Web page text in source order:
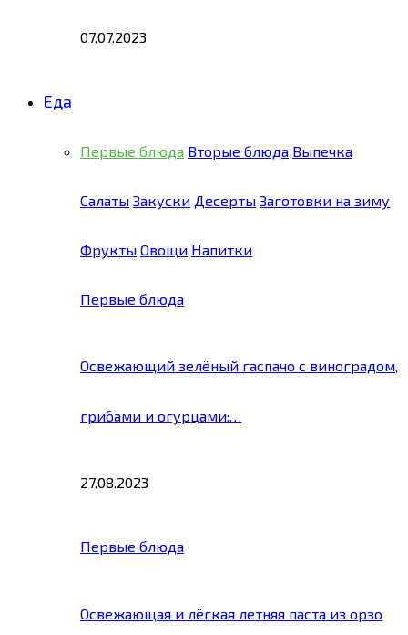
07.07.2023
Еда
Первые блюда Вторые блюда Выпечка
Салаты Закуски Десерты Заготовки на зиму
Фрукты Овощи Напитки
Первые блюда
Освежающий зелёный гаспачо с виноградом,
грибами и огурцами:…
27.08.2023
Первые блюда
Освежающая и лёгкая летняя паста из орзо